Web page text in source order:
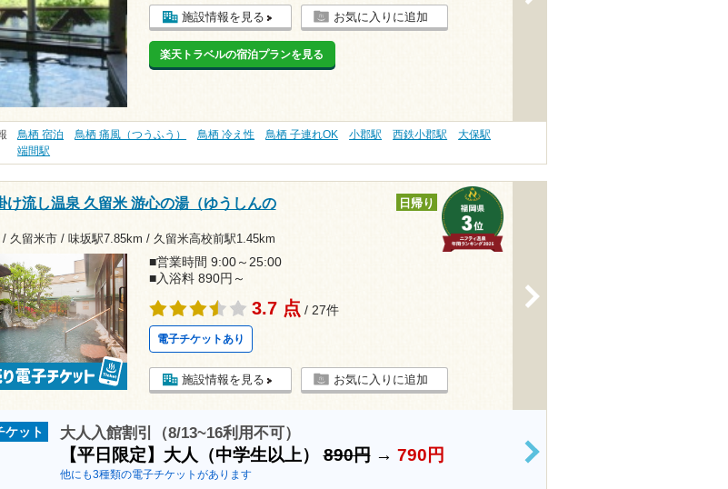
施設情報を見る お気に入りに追加
楽天トラベルの宿泊プランを見る
鳥栖 宿泊 鳥栖 痛風（つうふう） 鳥栖 冷え性 鳥栖 子連れOK 小郡駅 西鉄小郡駅
大保駅
端間駅
け流し温泉 久留米 游心の湯（ゆうしんの
/ 久留米市 / 味坂駅7.85km / 久留米高校前駅1.45km
日帰り
■営業時間 9:00～25:00
■入浴料 890円～
3.7 点 / 27件
電子チケットあり
施設情報を見る お気に入りに追加
ケット 大人入館割引（8/13~16利用不可）
【平日限定】大人（中学生以上）890円→ 790円
他にも3種類の電子チケットがあります
>